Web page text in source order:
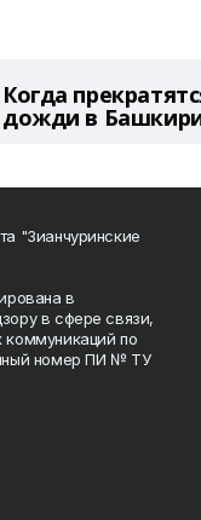
Когда
дожди в
"Зианчуринские
в
в сфере связи,
коммуникаций по
номер ПИ № ТУ